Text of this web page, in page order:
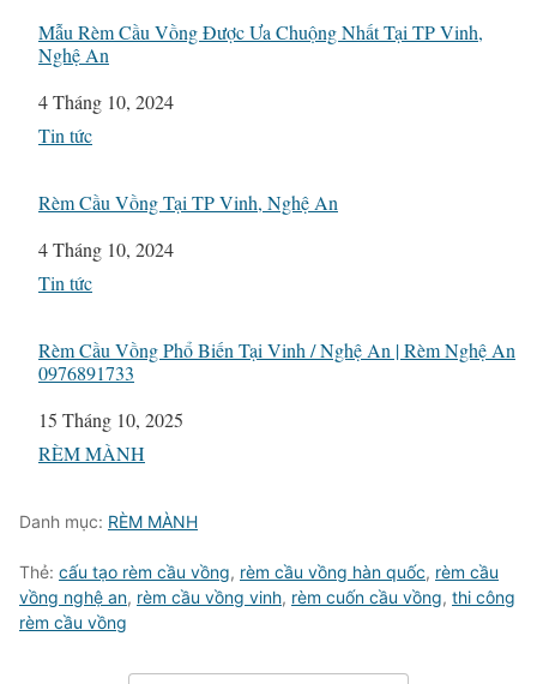
Mẫu Rèm Cầu Vồng Được Ưa Chuộng Nhất Tại TP Vinh,
Nghệ An
Ngày
4 Tháng 10, 2024
Liên quan đến
Tin tức
Rèm Cầu Vồng Tại TP Vinh, Nghệ An
Ngày
4 Tháng 10, 2024
Liên quan đến
Tin tức
Rèm Cầu Vồng Phổ Biến Tại Vinh / Nghệ An | Rèm Nghệ An
0976891733
Ngày
15 Tháng 10, 2025
Liên quan đến
RÈM MÀNH
Danh mục: RÈM MÀNH
Thẻ: cấu tạo rèm cầu vồng, rèm cầu vồng hàn quốc, rèm cầu
vồng nghệ an, rèm cầu vồng vinh, rèm cuốn cầu vồng, thi công
rèm cầu vồng